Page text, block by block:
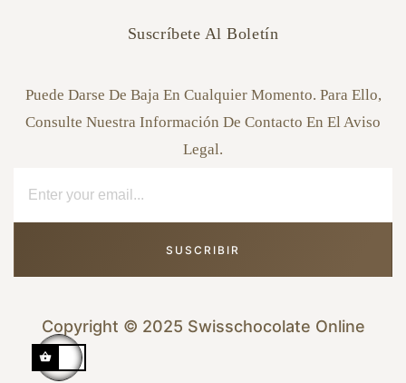
Suscríbete Al Boletín
Puede Darse De Baja En Cualquier Momento. Para Ello,
Consulte Nuestra Información De Contacto En El Aviso
Legal.
SUSCRIBIR
Copyright © 2025 Swisschocolate Online